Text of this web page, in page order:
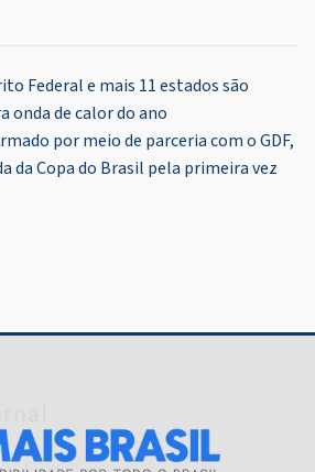
Federal e mais 11 estados são
onda de calor do ano
por meio de parceria com o GDF,
da Copa do Brasil pela primeira vez